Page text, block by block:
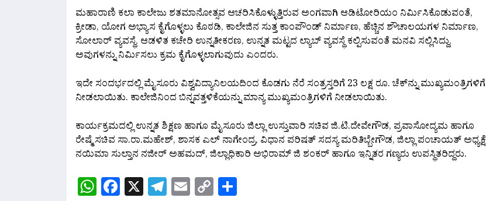
ಮಹಾರಾಣಿ ಕಲಾ ಕಾಲೇಜು ಶತಮಾನೋತ್ಸವ ಆಚರಿಸಿಕೊಳ್ಳುತ್ತಿರುವ ಅಂಗವಾಗಿ ಆಡಿಟೋರಿಯಂ ನಿರ್ಮಿಸಿಕೊಡುವಂತೆ,
ಕ್ರೀಡಾ, ಯೋಗ ಅಭ್ಯಾಸ ಕೈಗೊಳ್ಳಲು ಕೊಠಡಿ, ಕಾಲೇಜಿನ ಸುತ್ತ ಕಾಂಪೌಂಡ್ ನಿರ್ಮಾಣ, ಹೆಚ್ಚಿನ ಶೌಚಾಲಯಗಳ ನಿರ್ಮಾಣ,
ಸೋಲಾರ್ ವ್ಯವಸ್ಥೆ, ಆಡಳಿತ ಕಚೇರಿ ಉನ್ನತೀಕರಣ, ಉನ್ನತ ಮಟ್ಟದ ಲ್ಯಾಬ್ ವ್ಯವಸ್ಥೆ ಕಲ್ಪಿಸುವಂತೆ ಮನವಿ ಸಲ್ಲಿಸಿದ್ದು,
ಅವುಗಳನ್ನು ನಿರ್ಮಿಸಲು ಕ್ರಮ ಕೈಗೊಳ್ಳಲಾಗುವುದು ಎಂದರು.
ಇದೇ ಸಂದರ್ಭದಲ್ಲಿ ಮೈಸೂರು ವಿಶ್ವವಿದ್ಯಾನಿಲಯದಿಂದ ಕೊಡಗು ನೆರೆ ಸಂತ್ರಸ್ತರಿಗೆ 23 ಲಕ್ಷ ರೂ. ಚೆಕ್‍ನ್ನು ಮುಖ್ಯಮಂತ್ರಿಗಳಿಗೆ
ನೀಡಲಾಯಿತು. ಕಾಲೇಜಿನಿಂದ ಬಿನ್ನವತ್ತಳಿಕೆಯನ್ನು ಮಾನ್ಯ ಮುಖ್ಯಮಂತ್ರಿಗಳಿಗೆ ನೀಡಲಾಯಿತು.
ಕಾರ್ಯಕ್ರಮದಲ್ಲಿ ಉನ್ನತ ಶಿಕ್ಷಣ ಹಾಗೂ ಮೈಸೂರು ಜಿಲ್ಲಾ ಉಸ್ತುವಾರಿ ಸಚಿವ ಜಿ.ಟಿ.ದೇವೇಗೌಡ, ಪ್ರವಾಸೋದ್ಯಮ ಹಾಗೂ
ರೇಷ್ಮೆ ಸಚಿವ ಸಾ.ರಾ.ಮಹೇಶ್, ಶಾಸಕ ಎಲ್ ನಾಗೇಂದ್ರ, ವಿಧಾನ ಪರಿಷತ್ ಸದಸ್ಯ ಮರಿತಿಬ್ಬೇಗೌಡ, ಜಿಲ್ಲಾ ಪಂಚಾಯತ್ ಅಧ್ಯಕ್ಷೆ
ನಯಿಮಾ ಸುಲ್ತಾನ ನಜೀರ್ ಅಹಮದ್, ಜಿಲ್ಲಾಧಿಕಾರಿ ಅಭಿರಾಮ್ ಜಿ ಶಂಕರ್ ಹಾಗೂ ಇನ್ನಿತರ ಗಣ್ಯರು ಉಪಸ್ಥಿತರಿದ್ದರು.
WhatsApp
Facebook
X Telegram
Email
Copy